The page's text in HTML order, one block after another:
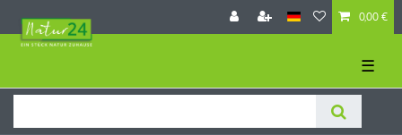
0,00 €
☰